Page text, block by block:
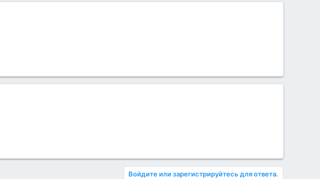
Войдите или зарегистрируйтесь для ответа.